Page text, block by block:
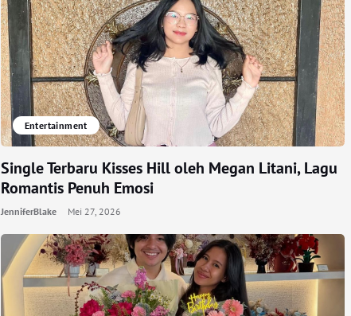
Entertainment
Single Terbaru Kisses Hill oleh Megan Litani, Lagu
Romantis Penuh Emosi
JenniferBlake Mei 27, 2026